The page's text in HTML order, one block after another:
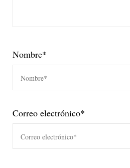
Nombre*
Correo electrónico*